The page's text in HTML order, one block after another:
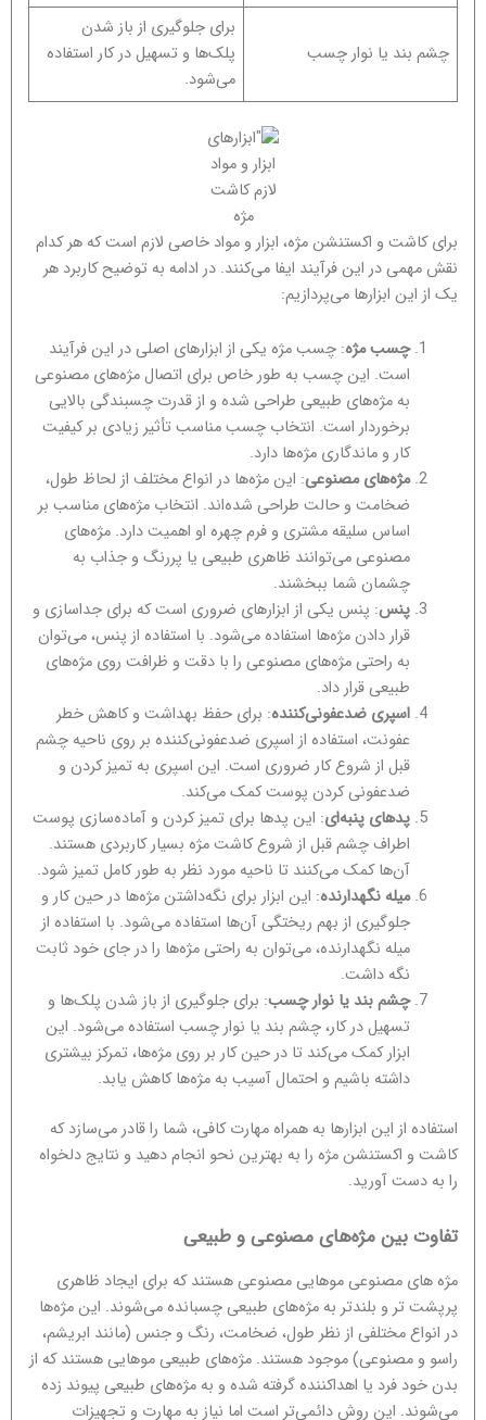
چشم بند یا نوار چسب
برای جلوگیری از باز شدن
پلک‌ها و تسهیل در کار استفاده
می‌شود.
ابزار و مواد
لازم کاشت
مژه
برای کاشت و اکستنشن مژه، ابزار و مواد خاصی لازم است که هر کدام
نقش مهمی در این فرآیند ایفا می‌کنند. در ادامه به توضیح کاربرد هر
یک از این ابزارها می‌پردازیم:
چسب مژه: چسب مژه یکی از ابزارهای اصلی در این فرآیند
است. این چسب به طور خاص برای اتصال مژه‌های مصنوعی
به مژه‌های طبیعی طراحی شده و از قدرت چسبندگی بالایی
برخوردار است. انتخاب چسب مناسب تأثیر زیادی بر کیفیت
کار و ماندگاری مژه‌ها دارد.
مژه‌های مصنوعی: این مژه‌ها در انواع مختلف از لحاظ طول،
ضخامت و حالت طراحی شده‌اند. انتخاب مژه‌های مناسب بر
اساس سلیقه مشتری و فرم چهره او اهمیت دارد. مژه‌های
مصنوعی می‌توانند ظاهری طبیعی یا پررنگ و جذاب به
چشمان شما ببخشند.
پنس: پنس یکی از ابزارهای ضروری است که برای جداسازی و
قرار دادن مژه‌ها استفاده می‌شود. با استفاده از پنس، می‌توان
به راحتی مژه‌های مصنوعی را با دقت و ظرافت روی مژه‌های
طبیعی قرار داد.
اسپری ضدعفونی‌کننده: برای حفظ بهداشت و کاهش خطر
عفونت، استفاده از اسپری ضدعفونی‌کننده بر روی ناحیه چشم
قبل از شروع کار ضروری است. این اسپری به تمیز کردن و
ضدعفونی کردن پوست کمک می‌کند.
پدهای پنبه‌ای: این پدها برای تمیز کردن و آماده‌سازی پوست
اطراف چشم قبل از شروع کاشت مژه بسیار کاربردی هستند.
آن‌ها کمک می‌کنند تا ناحیه مورد نظر به طور کامل تمیز شود.
میله نگهدارنده: این ابزار برای نگه‌داشتن مژه‌ها در حین کار و
جلوگیری از بهم ریختگی آن‌ها استفاده می‌شود. با استفاده از
میله نگهدارنده، می‌توان به راحتی مژه‌ها را در جای خود ثابت
نگه داشت.
چشم بند یا نوار چسب: برای جلوگیری از باز شدن پلک‌ها و
تسهیل در کار، چشم بند یا نوار چسب استفاده می‌شود. این
ابزار کمک می‌کند تا در حین کار بر روی مژه‌ها، تمرکز بیشتری
داشته باشیم و احتمال آسیب به مژه‌ها کاهش یابد.
استفاده از این ابزارها به همراه مهارت کافی، شما را قادر می‌سازد که
کاشت و اکستنشن مژه را به بهترین نحو انجام دهید و نتایج دلخواه
را به دست آورید.
تفاوت بین مژه‌های مصنوعی و طبیعی
مژه های مصنوعی موهایی مصنوعی هستند که برای ایجاد ظاهری
پرپشت تر و بلندتر به مژه‌های طبیعی چسبانده می‌شوند. این مژه‌ها
در انواع مختلفی از نظر طول، ضخامت، رنگ و جنس (مانند ابریشم،
راسو و مصنوعی) موجود هستند. مژه‌های طبیعی موهایی هستند که از
بدن خود فرد یا اهداکننده گرفته شده و به مژه‌های طبیعی پیوند زده
می‌شوند. این روش دائمی‌تر است اما نیاز به مهارت و تجهیزات